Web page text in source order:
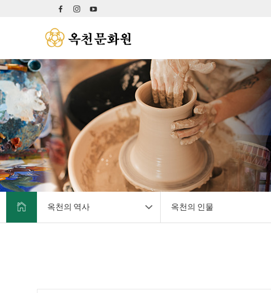
옥천의 역사 옥천의 인물